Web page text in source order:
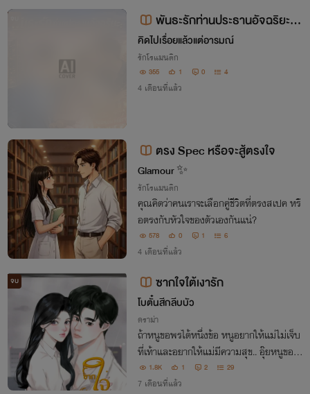
พันธะรักท่านประธานอัจฉริยะ:บ
ทพิสูจน์ลูกผู้ชาย
คิดไปเรื่อยแล้วแต่อารมณ์
รักโรแมนติก
355 1 0 4
4 เดือนที่แล้ว
ตรง Spec หรือจะสู้ตรงใจ
Glamour ✨
รักโรแมนติก
คุณคิดว่าคนเราจะเลือกคู่ชีวิตที่ตรงสเปค หรื
อตรงกับหัวใจของตัวเองกันแน่?
578 0 1 6
4 เดือนที่แล้ว
จบ ซากใจใต้เงารัก
โบตั๋นสีกลีบบัว
ดราม่า
ถ้าหนูขอพรได้หนึ่งข้อ หนูอยากให้แม่ไม่เจ็บ
ที่เท้าและอยากให้แม่มีความสุข.. อุ๊ยหนูขอเกิ
นหนึ่งขอไปแล้ว ลูกไม่คิดที่จะขอพรให้ได้เจอ
เขาเลย.. คนเป็นแม่ต้องสอนลูกว่าอย่างไรกั
1.8K 1 2 29
7 เดือนที่แล้ว